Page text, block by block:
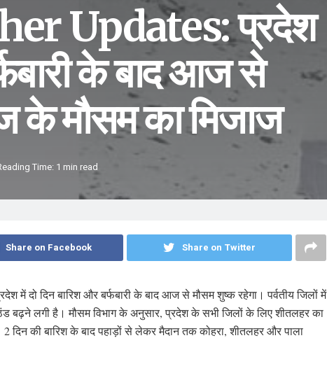
Updates: प्रदेश
के बाद आज से
के मौसम का मिजाज
Time: 1 min read
Share on Facebook Share on Twitter
में दो दिन बारिश और बर्फबारी के बाद आज से मौसम शुष्क रहेगा। पर्वतीय जिलों में
बढ़ने लगी है। मौसम विभाग के अनुसार, प्रदेश के सभी जिलों के लिए शीतलहर का
दिन की बारिश के बाद पहाड़ों से लेकर मैदान तक कोहरा, शीतलहर और पाला